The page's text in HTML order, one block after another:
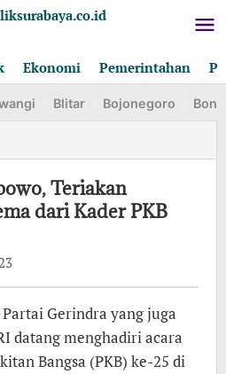
Ekonomi Pemerintahan
Blitar Bojonegoro
Teriakan
dari Kader PKB
Gerindra yang juga
datang menghadiri acara
Bangsa (PKB) ke-25 di